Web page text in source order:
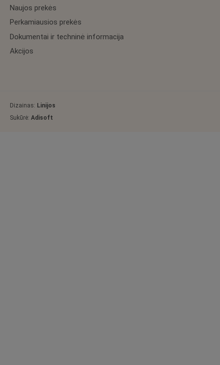
Akcijos
Naujos prekės
Perkamiausios prekės
Dokumentai ir techninė informacija
Dizainas: Linijos
Sukūrė: Adisoft